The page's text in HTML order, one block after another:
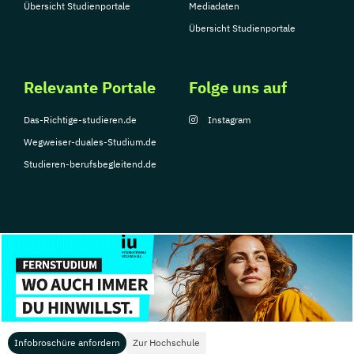
Infobroschüre anfordern Zur Hochschule
Tourismusmanagement
UX Design
Wirtschaftsingenieurwesen
Übersicht Studienportale
Mediadaten
Übersicht Studienportale
Relevante Portale
Das-Richtige-studieren.de
Wegweiser-duales-Studium.de
Studieren-berufsbegleitend.de
Folge uns auf
Instagram
© Copyright 2026, TarGroup Media GmbH
Impressum
Über
uns
Datenschutzerklärung Nutzungsbedingungen